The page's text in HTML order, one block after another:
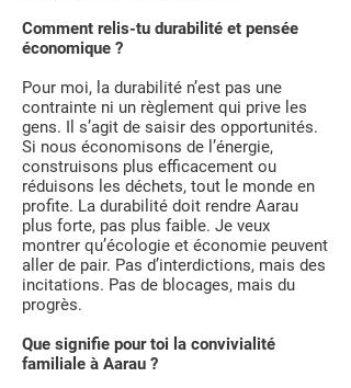
Comment relis-tu durabilité et pensée
économique ?
Pour moi, la durabilité n’est pas une
contrainte ni un règlement qui prive les
gens. Il s’agit de saisir des opportunités.
Si nous économisons de l’énergie,
construisons plus efficacement ou
réduisons les déchets, tout le monde en
profite. La durabilité doit rendre Aarau
plus forte, pas plus faible. Je veux
montrer qu’écologie et économie peuvent
aller de pair. Pas d’interdictions, mais des
incitations. Pas de blocages, mais du
progrès.
Que signifie pour toi la convivialité
familiale à Aarau ?